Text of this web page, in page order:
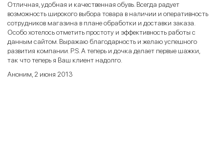
Отличная, удобная и качественная обувь. Всегда радует
возможность широкого выбора товара в наличии и оперативность
сотрудников магазина в плане обработки и доставки заказа.
Особо хотелось отметить простоту и эффективность работы с
данным сайтом. Выражаю благодарность и желаю успешного
развития компании. P.S. А теперь и дочка делает первые шажки,
так что теперь я Ваш клиент надолго.
Аноним, 2 июня 2013